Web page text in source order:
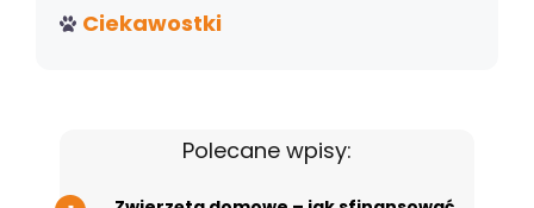
Ciekawostki
Polecane wpisy: